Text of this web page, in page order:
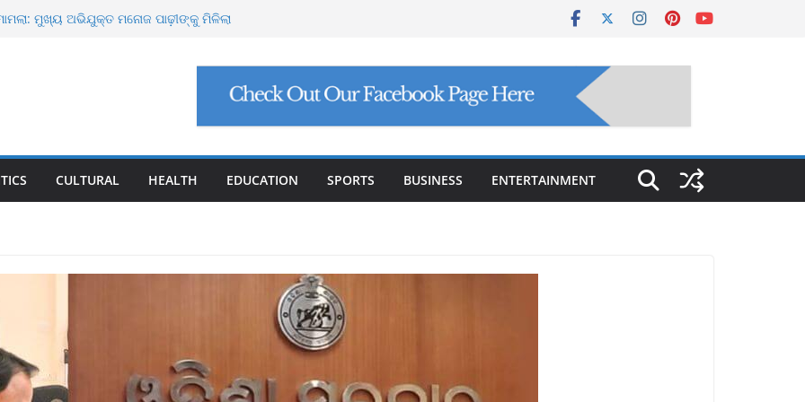
ମାଗିଲେ ଉନ୍ନୟନ କମିଶନର, ସଚିବଙ୍କୁ କଠୋର
ଠକେଇ, ମୁଖ୍ୟ ପ୍ରଶାସକଙ୍କ ଦସ୍ତଖତ ଜାଲ୍
ସୁପ୍ରିମକୋର୍ଟଙ୍କ ବଡ଼ ନିର୍ଦ୍ଦେଶ
୮ ଗ୍ରାମ ସୁନା-ଶାଢ଼ୀ, ଏଆଇ ପ୍ରଶିକ୍ଷଣ ପାଇଁ ୫
CULTURAL HEALTH EDUCATION SPORTS BUSINESS ENTERTAINMENT